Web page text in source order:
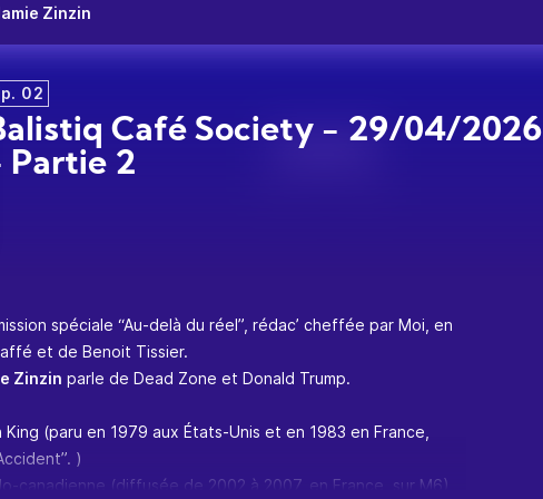
Zinzin
02
Café Society - 29/04/2026
Partie 2
spéciale “Au-delà du réel”, rédac’ cheffée par Moi, en
et de Benoit Tissier.
Zinzin parle de Dead Zone et Donald Trump.
(paru en 1979 aux États-Unis et en 1983 en France,
)
canadienne (diffusée de 2002 à 2007, en France, sur M6)